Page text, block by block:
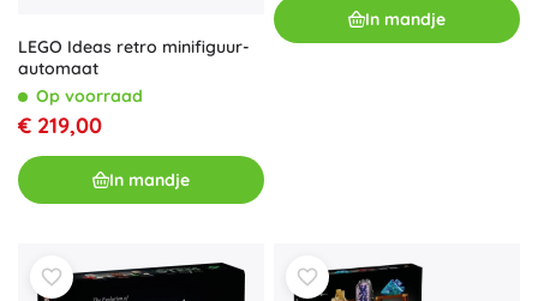
LEGO Ideas retro minifiguur-
automaat
Op voorraad
€ 219,00
In mandje
In mandje